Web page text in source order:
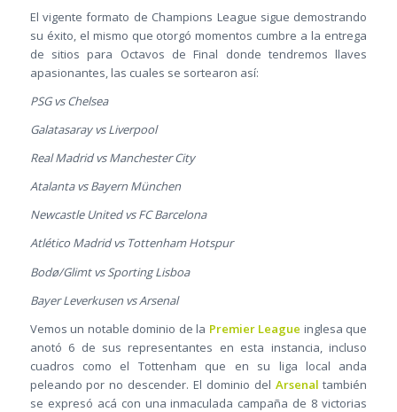
El vigente formato de Champions League sigue demostrando
su éxito, el mismo que otorgó momentos cumbre a la entrega
de sitios para Octavos de Final donde tendremos llaves
apasionantes, las cuales se sortearon así:
PSG vs Chelsea
Galatasaray vs Liverpool
Real Madrid vs Manchester City
Atalanta vs Bayern München
Newcastle United vs FC Barcelona
Atlético Madrid vs Tottenham Hotspur
Bodø/Glimt vs Sporting Lisboa
Bayer Leverkusen vs Arsenal
Vemos un notable dominio de la Premier League inglesa que
anotó 6 de sus representantes en esta instancia, incluso
cuadros como el Tottenham que en su liga local anda
peleando por no descender. El dominio del Arsenal también
se expresó acá con una inmaculada campaña de 8 victorias